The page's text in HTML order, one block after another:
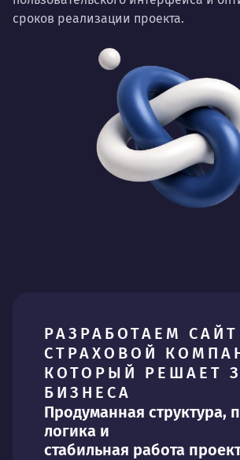
сроков реализации проекта.
РАЗРАБОТАЕМ
СТРАХОВОЙ
КОТОРЫЙ РЕШАЕТ
БИЗНЕСА
Продуманная структура,
логика и
стабильная работа